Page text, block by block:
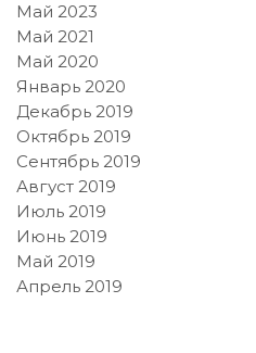
Май 2023
Май 2021
Май 2020
Январь 2020
Декабрь 2019
Октябрь 2019
Сентябрь 2019
Август 2019
Июль 2019
Июнь 2019
Май 2019
Апрель 2019